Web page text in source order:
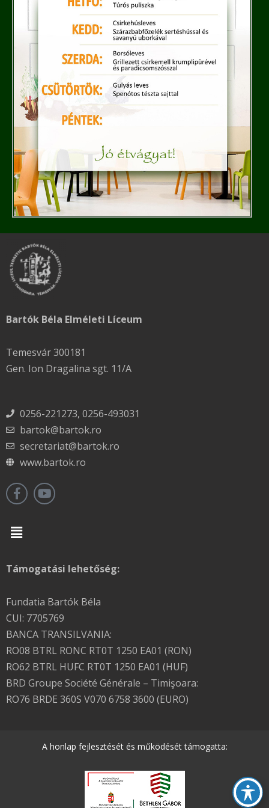
Bartók Béla Elméleti Líceum
Temesvár 300181
Gen. Ion Dragalina sgt. 11/A
0256-221273, 0256-493031
bartok@bartok.ro
secretariat@bartok.ro
www.bartok.ro
Menu
Támogatási lehetőség:
Fundatia Bartók Béla
CUI: 7705769
BANCA TRANSILVANIA:
RO08 BTRL RONC RT0T 1250 EA01 (RON)
RO62 BTRL HUFC RT0T 1250 EA01 (HUF)
BRD Groupe Société Générale – Timişoara:
RO76 BRDE 360S V070 6758 3600 (EURO)
A honlap fejlesztését és működését támogatta: